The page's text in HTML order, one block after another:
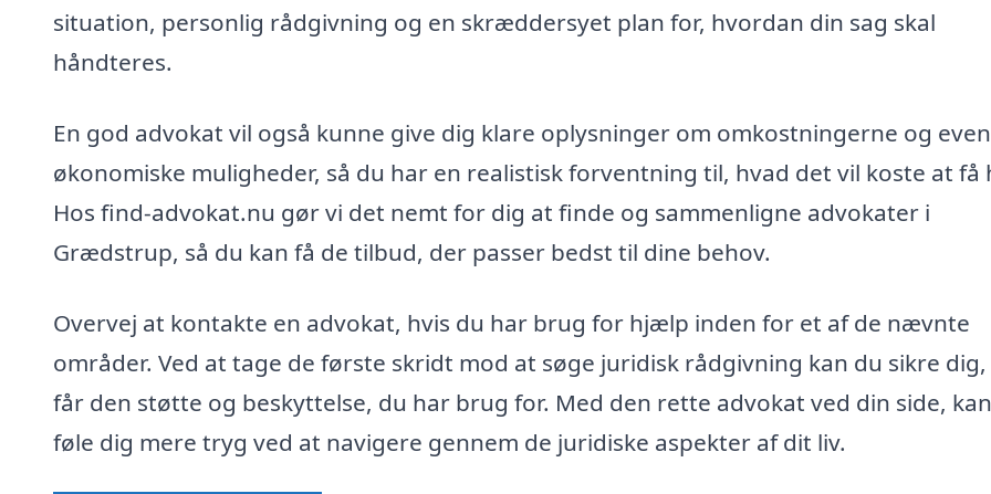
situation, personlig rådgivning og en skræddersyet plan for, hvordan din sag skal
håndteres.
En god advokat vil også kunne give dig klare oplysninger om omkostningerne og
økonomiske muligheder, så du har en realistisk forventning til, hvad det vil koste at
Hos find-advokat.nu gør vi det nemt for dig at finde og sammenligne advokater i
Grædstrup, så du kan få de tilbud, der passer bedst til dine behov.
Overvej at kontakte en advokat, hvis du har brug for hjælp inden for et af de nævnte
områder. Ved at tage de første skridt mod at søge juridisk rådgivning kan du sikre
får den støtte og beskyttelse, du har brug for. Med den rette advokat ved din side,
føle dig mere tryg ved at navigere gennem de juridiske aspekter af dit liv.